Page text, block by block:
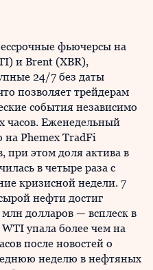
фьючерсы на
и Brent (XBR),
24/7 без даты
позволяет трейдерам
события независимо
часов. Еженедельный
на Phemex TradFi
при этом доля актива в
в четыре раза с
кризисной недели. 7
нефти достиг
долларов — всплеск в
упала более чем на
после новостей о
неделю в нефтяных